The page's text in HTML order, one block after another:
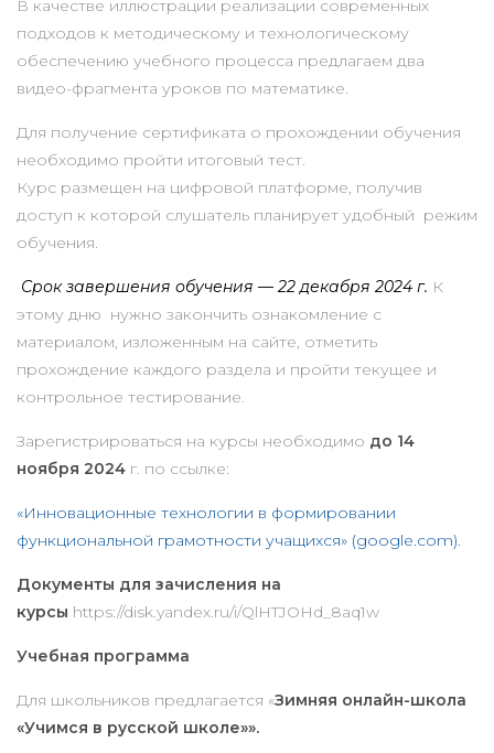
В качестве иллюстрации реализации современных
подходов к методическому и технологическому
обеспечению учебного процесса предлагаем два
видео-фрагмента уроков по математике.
Для получение сертификата о прохождении обучения
необходимо пройти итоговый тест.
Курс размещен на цифровой платформе, получив
доступ к которой слушатель планирует удобный режим
обучения.
Срок завершения обучения — 22 декабря 2024 г. К
этому дню нужно закончить ознакомление с
материалом, изложенным на сайте, отметить
прохождение каждого раздела и пройти текущее и
контрольное тестирование.
Зарегистрироваться на курсы необходимо до 14
ноября 2024 г. по ссылке:
«Инновационные технологии в формировании
функциональной грамотности учащихся» (google.com).
Документы для зачисления на
курсы https://disk.yandex.ru/i/QlHTJOHd_8aq1w
Учебная программа
Для школьников предлагается «Зимняя онлайн-школа
«Учимся в русской школе»».